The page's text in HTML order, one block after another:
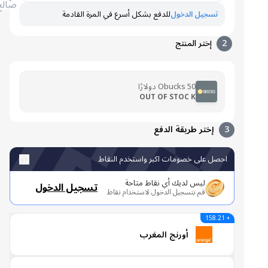
صالح تسجيل الدخولللدفع بشكل أسرع في المرة القادمة
إختر المنتج
Obucks 50 دولارًا
OUT OF STOC K
إختر طريقة الدفع
احصل على خصومات اكبر واستخدم النقاط
ليس لديك أي نقاط متاحة
قم بتسجيل الدخول لاستخدام نقاط تسجيل الدخول
أورنج المغرب